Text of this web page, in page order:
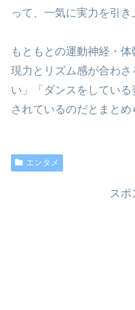
って、一気に実力を引き
もともとの運動神経・
現力とリズム感が合わ
い」「ダンスをしてい
されているのだとまとめ
エンタメ
スポ